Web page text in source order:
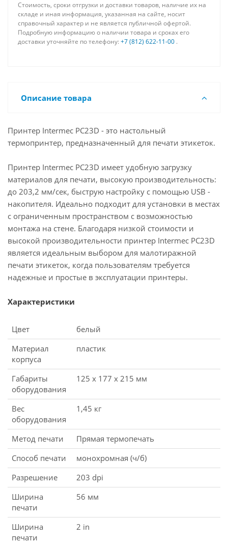
Стоимость, сроки отгрузки и доставки товаров, наличие их на
складе и иная информация, указанная на сайте, носит
справочный характер и не является публичной офертой.
Подробную информацию о наличии товара и сроках его
доставки уточняйте по телефону: +7 (812) 622-11-00 .
Описание товара
Принтер Intermec PC23D - это настольный
термопринтер, предназначенный для печати этикеток.
Принтер Intermec PC23D имеет удобную загрузку
материалов для печати, высокую производительность:
до 203,2 мм/сек, быструю настройку с помощью USB -
накопителя. Идеально подходит для установки в местах
с ограниченным пространством с возможностью
монтажа на стене. Благодаря низкой стоимости и
высокой производительности принтер Intermec PC23D
является идеальным выбором для малотиражной
печати этикеток, когда пользователям требуется
надежные и простые в эксплуатации принтеры.
Характеристики
Цвет
белый
Материал
корпуса
пластик
Габариты
оборудования
125 x 177 x 215 мм
Вес
оборудования
1,45 кг
Метод печати
Прямая термопечать
Способ печати
монохромная (ч/б)
Разрешение
203 dpi
Ширина
печати
56 мм
Ширина
печати
2 in